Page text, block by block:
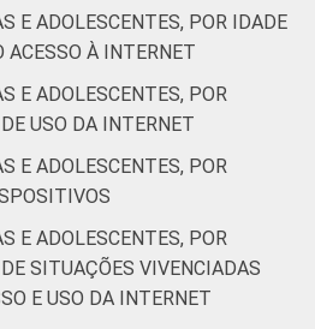
respondeu
100 0
AB 100
DE
Branca 99 1
E ADOLESCENTES, POR IDADE
ACESSO À INTERNET
E ADOLESCENTES, POR
USO DA INTERNET
E ADOLESCENTES, POR
E ADOLESCENTES, POR
SITUAÇÕES VIVENCIADAS
E USO DA INTERNET